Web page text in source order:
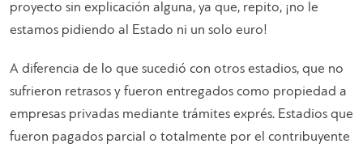
proyecto sin explicación alguna, ya que, repito, ¡no le
estamos pidiendo al Estado ni un solo euro!
A diferencia de lo que sucedió con otros estadios, que no
sufrieron retrasos y fueron entregados como propiedad a
empresas privadas mediante trámites exprés. Estadios que
fueron pagados parcial o totalmente por el contribuyente